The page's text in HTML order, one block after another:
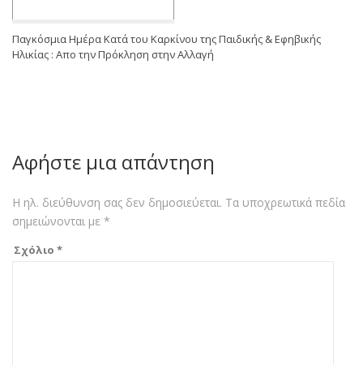
Παγκόσμια Ημέρα Κατά του Καρκίνου της Παιδικής & Εφηβικής
Ηλικίας : Απο την Πρόκληση στην Αλλαγή
Αφήστε μια απάντηση
Η ηλ. διεύθυνση σας δεν δημοσιεύεται. Τα υποχρεωτικά πεδία
σημειώνονται με *
Σχόλιο *